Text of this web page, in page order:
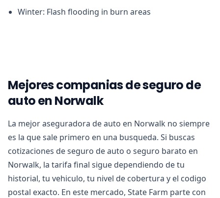
Winter: Flash flooding in burn areas
Mejores companias de seguro de
auto en Norwalk
La mejor aseguradora de auto en Norwalk no siempre
es la que sale primero en una busqueda. Si buscas
cotizaciones de seguro de auto o seguro barato en
Norwalk, la tarifa final sigue dependiendo de tu
historial, tu vehiculo, tu nivel de cobertura y el codigo
postal exacto. En este mercado, State Farm parte con